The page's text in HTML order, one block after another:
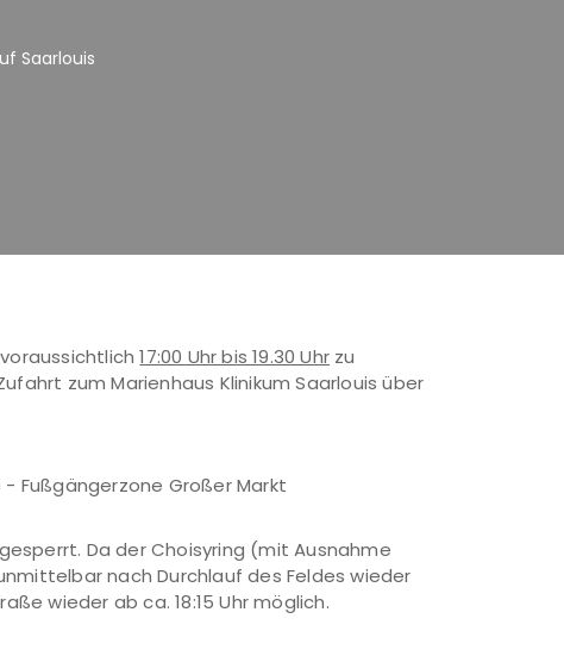
Saarlouis
voraussichtlich17:00 Uhr bis 19.30 Uhr zu
zum Marienhaus Klinikum Saarlouis über
Fußgängerzone Großer Markt
Da der Choisyring (mit Ausnahme
nach Durchlauf des Feldes wieder
wieder ab ca. 18:15 Uhr möglich.